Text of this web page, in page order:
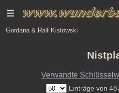
Gordana & Ralf Kistowski
Verwandte
Einträge von